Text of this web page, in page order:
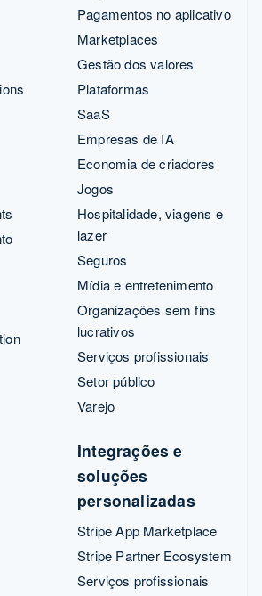
Pagamentos no aplicativo
Marketplaces
Gestão dos valores
Plataformas
SaaS
Empresas de IA
Economia de criadores
Jogos
Hospitalidade, viagens e
lazer
Seguros
Mídia e entretenimento
Organizações sem fins
lucrativos
Serviços profissionais
Setor público
Varejo
Integrações e
soluções
personalizadas
Stripe App Marketplace
Stripe Partner Ecosystem
Serviços profissionais